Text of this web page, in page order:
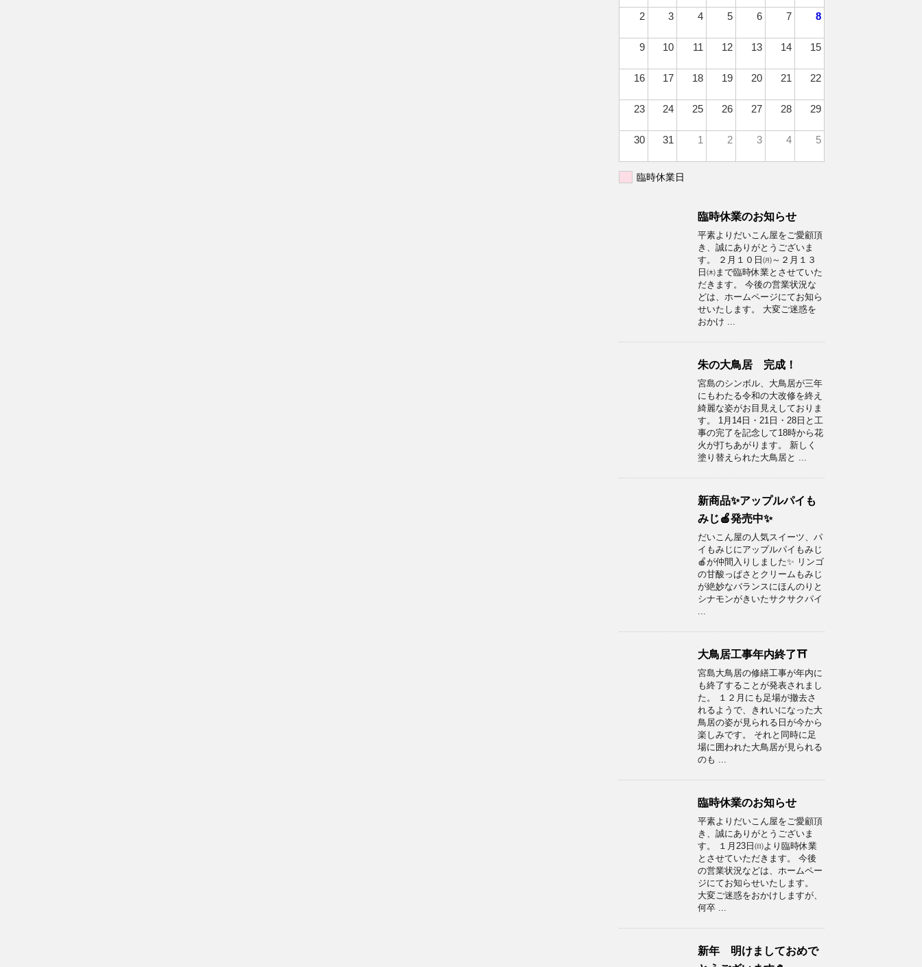
2 3 4 5 6 7 8
9 10 11 12 13 14 15
16 17 18 19 20 21 22
23 24 25 26 27 28 29
30 31 1 2 3 4 5
臨時休業日
臨時休業のお知らせ
平素よりだいこん屋をご愛顧頂
き、誠にありがとうございま
す。 ２月１０日㈪～２月１３
日㈭まで臨時休業とさせていた
だきます。 今後の営業状況な
どは、ホームページにてお知ら
せいたします。 大変ご迷惑を
おかけ ...
朱の大鳥居 完成！
宮島のシンボル、大鳥居が三年
にもわたる令和の大改修を終え
綺麗な姿がお目見えしておりま
す。 1月14日・21日・28日と工
事の完了を記念して18時から花
火が打ちあがります。 新しく
塗り替えられた大鳥居と ...
新商品✨アップルパイも
みじ🍎発売中✨
だいこん屋の人気スイーツ、パ
イもみじにアップルパイもみじ
🍎が仲間入りしました✨ リンゴ
の甘酸っぱさとクリームもみじ
が絶妙なバランスにほんのりと
シナモンがきいたサクサクパイ
...
大鳥居工事年内終了⛩
宮島大鳥居の修繕工事が年内に
も終了することが発表されまし
た。 １２月にも足場が撤去さ
れるようで、きれいになった大
鳥居の姿が見られる日が今から
楽しみです。 それと同時に足
場に囲われた大鳥居が見られる
のも ...
臨時休業のお知らせ
平素よりだいこん屋をご愛顧頂
き、誠にありがとうございま
す。 １月23日㈰より臨時休業
とさせていただきます。 今後
の営業状況などは、ホームペー
ジにてお知らせいたします。
大変ご迷惑をおかけしますが、
何卒 ...
新年 明けましておめで